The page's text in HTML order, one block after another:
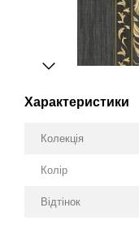
Характеристики
Колекція
Колір
Відтінок